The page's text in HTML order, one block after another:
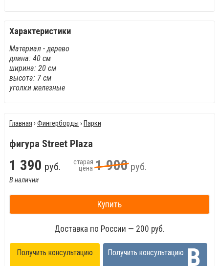
Характеристики
Материал - дерево
длина: 40 см
ширина: 20 см
высота: 7 см
уголки железные
Главная ›Фингерборды ›Парки
фигура Street Plaza
1 390 руб. старая
цена 1 900руб.
В наличии
Купить
Доставка по России — 200 руб.
Получить консультацию Получить консультацию